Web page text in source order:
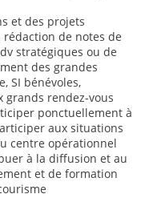
et des projets
de notes de
stratégiques ou de
des grandes
SI bénévoles,
grands rendez-vous
ponctuellement à
aux situations
centre opérationnel
à la diffusion et au
et de formation